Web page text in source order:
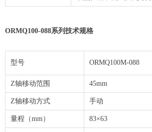
ORMQ100-088系列技术规格
型号 ORMQ100M-088
Z轴移动范围 45mm
Z轴移动方式 手动
量程（mm） 83×63